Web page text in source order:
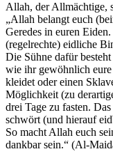
Allah, der Allmächtige,
„Allah belangt euch
Geredes in euren
(regelrechte) eidliche
Die Sühne dafür
wie ihr gewöhnlich
kleidet oder einen
Möglichkeit (zu
drei Tage zu fasten.
schwört (und hierauf
So macht Allah euch
dankbar sein.“ (Al-